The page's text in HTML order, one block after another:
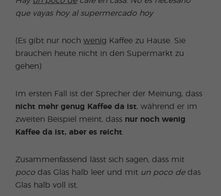
que vayas hoy al supermercado hoy
(Es gibt nur nochwenig Kaffee zu Hause. Sie
brauchen heute nicht in den Supermarkt zu
gehen)
Im ersten Fall ist der Sprecher der Meinung, dass
nicht mehr genug Kaffee da ist, während er im
zweiten Beispiel meint, dass nur noch wenig
Kaffee da ist, aber es reicht
Zusammenfassend lässt sich sagen, dass mit
poco das Glas halb leer und mit un poco dedas
Glas halb voll ist.